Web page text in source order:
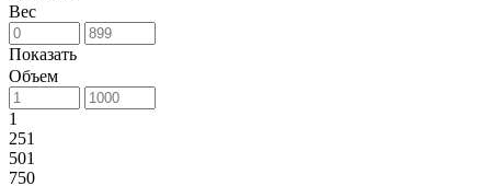
Вес
Показать
Объем
1
251
501
750